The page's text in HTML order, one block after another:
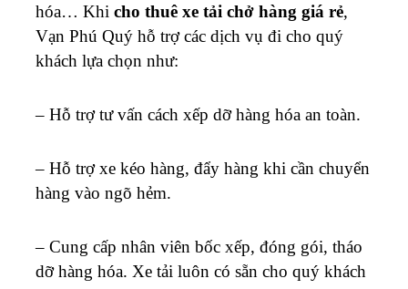
hóa… Khi cho thuê xe tải chở hàng giá rẻ,
Vạn Phú Quý hỗ trợ các dịch vụ đi cho quý
khách lựa chọn như:
– Hỗ trợ tư vấn cách xếp dỡ hàng hóa an toàn.
– Hỗ trợ xe kéo hàng, đẩy hàng khi cần chuyển
hàng vào ngõ hẻm.
– Cung cấp nhân viên bốc xếp, đóng gói, tháo
dỡ hàng hóa. Xe tải luôn có sẵn cho quý khách